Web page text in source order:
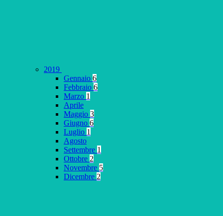
2019
Gennaio 6
Febbraio 6
Marzo 1
Aprile
Maggio 3
Giugno 6
Luglio 1
Agosto
Settembre 1
Ottobre 2
Novembre 5
Dicembre 2